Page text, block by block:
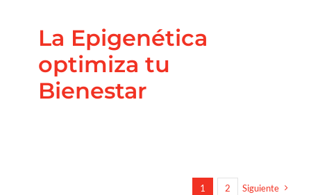
La Epigenética
optimiza tu
Bienestar
1 2 Siguiente